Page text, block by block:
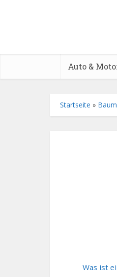
Auto &
Startseite »
Was ist